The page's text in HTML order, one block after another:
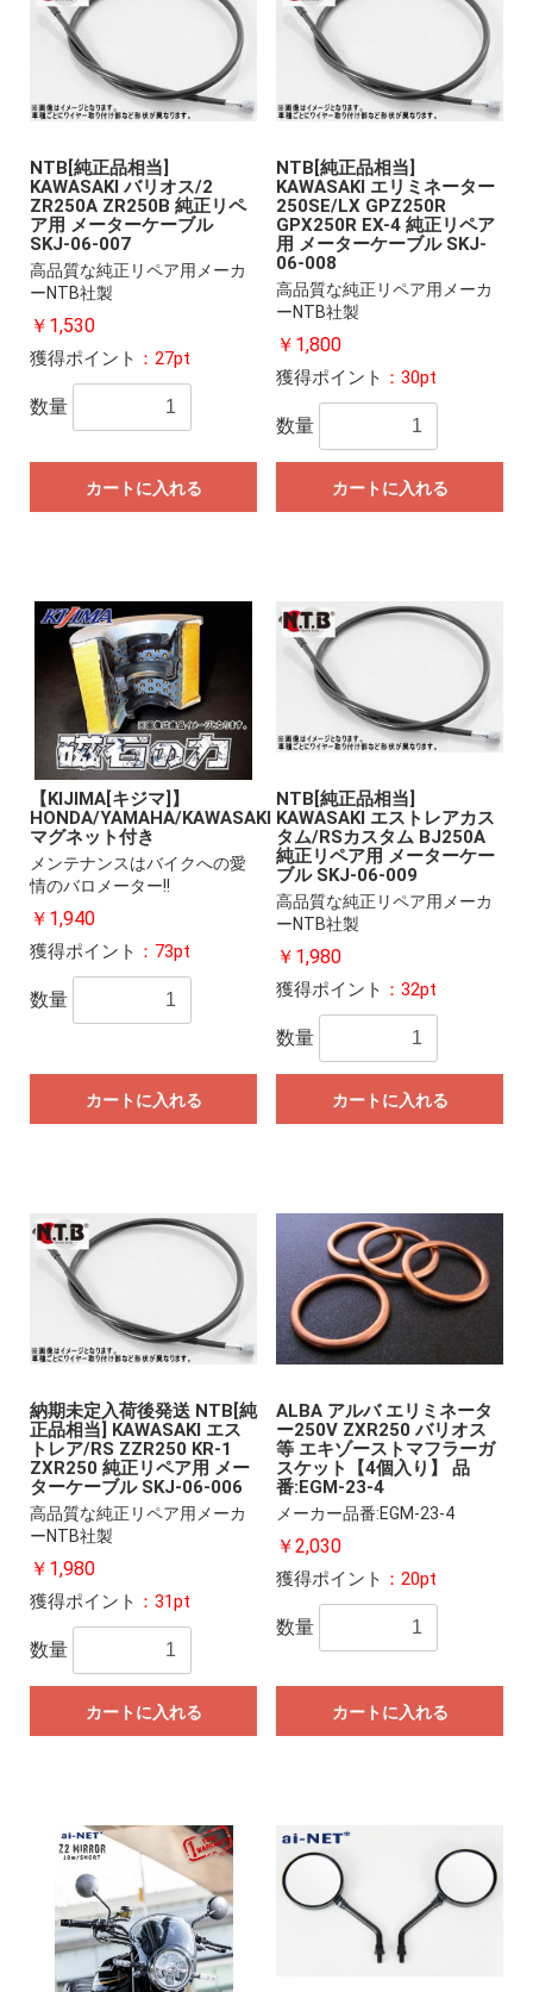
NTB[純正品相当]
KAWASAKI バリオス/2
ZR250A ZR250B 純正リペ
ア用 メーターケーブル
SKJ-06-007
高品質な純正リペア用メーカ
ーNTB社製
￥1,530
獲得ポイント ：27pt
数量
カートに入れる
NTB[純正品相当]
KAWASAKI エリミネーター
250SE/LX GPZ250R
GPX250R EX-4 純正リペア
用 メーターケーブル SKJ-
06-008
高品質な純正リペア用メーカ
ーNTB社製
￥1,800
獲得ポイント ：30pt
数量
カートに入れる
【KIJIMA[キジマ]】
HONDA/YAMAHA/KAWASAKI
マグネット付き
メンテナンスはバイクへの愛
情のバロメーター!!
￥1,940
獲得ポイント ：73pt
数量
カートに入れる
NTB[純正品相当]
KAWASAKI エストレアカス
タム/RSカスタム BJ250A
純正リペア用 メーターケー
ブル SKJ-06-009
高品質な純正リペア用メーカ
ーNTB社製
￥1,980
獲得ポイント ：32pt
数量
カートに入れる
納期未定入荷後発送 NTB[純
正品相当] KAWASAKI エス
トレア/RS ZZR250 KR-1
ZXR250 純正リペア用 メー
ターケーブル SKJ-06-006
高品質な純正リペア用メーカ
ーNTB社製
￥1,980
獲得ポイント ：31pt
数量
カートに入れる
ALBA アルバ エリミネータ
ー250V ZXR250 バリオス
等 エキゾーストマフラーガ
スケット【4個入り】 品
番:EGM-23-4
メーカー品番:EGM-23-4
￥2,030
獲得ポイント ：20pt
数量
カートに入れる